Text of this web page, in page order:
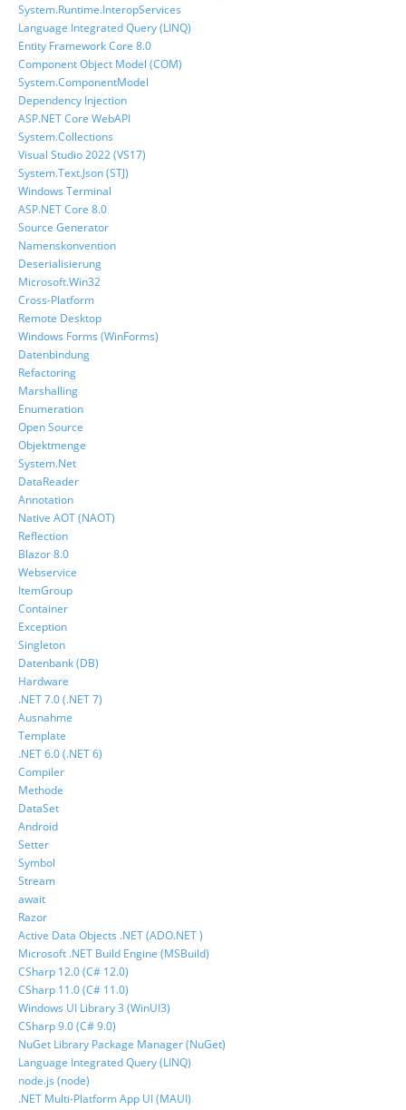
System.Runtime.InteropServices
Language Integrated Query (LINQ)
Entity Framework Core 8.0
Component Object Model (COM)
System.ComponentModel
Dependency Injection
ASP.NET Core WebAPI
System.Collections
Visual Studio 2022 (VS17)
System.Text.Json (STJ)
Windows Terminal
ASP.NET Core 8.0
Source Generator
Namenskonvention
Deserialisierung
Microsoft.Win32
Cross-Platform
Remote Desktop
Windows Forms (WinForms)
Datenbindung
Refactoring
Marshalling
Enumeration
Open Source
Objektmenge
System.Net
DataReader
Annotation
Native AOT (NAOT)
Reflection
Blazor 8.0
Webservice
ItemGroup
Container
Exception
Singleton
Datenbank (DB)
Hardware
.NET 7.0 (.NET 7)
Ausnahme
Template
.NET 6.0 (.NET 6)
Compiler
Methode
DataSet
Android
Setter
Symbol
Stream
await
Razor
Active Data Objects .NET (ADO.NET )
Microsoft .NET Build Engine (MSBuild)
CSharp 12.0 (C# 12.0)
CSharp 11.0 (C# 11.0)
Windows UI Library 3 (WinUI3)
CSharp 9.0 (C# 9.0)
NuGet Library Package Manager (NuGet)
Language Integrated Query (LINQ)
node.js (node)
.NET Multi-Platform App UI (MAUI)